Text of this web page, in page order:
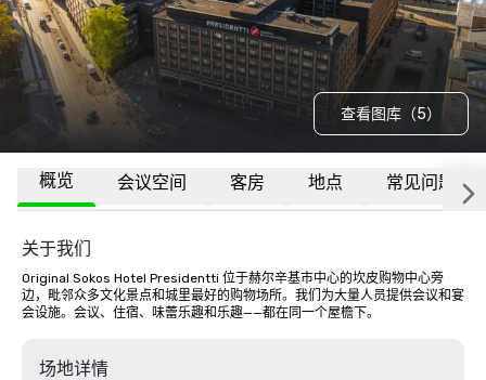
查看图库（5）
概览 会议空间 客房 地点 常见问题
关于我们
Original Sokos Hotel Presidentti 位于赫尔辛基市中心的坎皮购物中心旁
边，毗邻众多文化景点和城里最好的购物场所。我们为大量人员提供会议和宴
会设施。会议、住宿、味蕾乐趣和乐趣——都在同一个屋檐下。
场地详情